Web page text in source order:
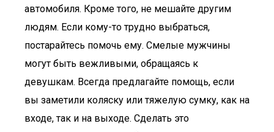
автомобиля. Кроме того, не мешайте другим
людям. Если кому-то трудно выбраться,
постарайтесь помочь ему. Смелые мужчины
могут быть вежливыми, обращаясь к
девушкам. Всегда предлагайте помощь, если
вы заметили коляску или тяжелую сумку, как на
входе, так и на выходе. Сделать это